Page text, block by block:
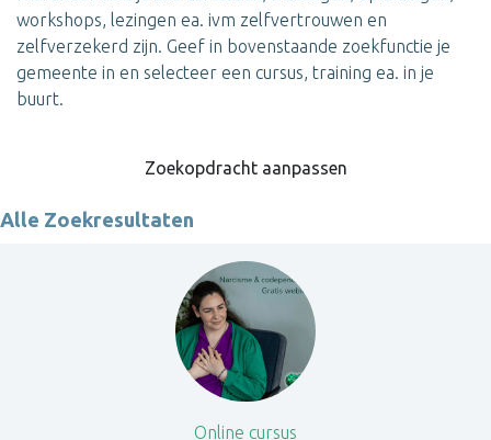
workshops, lezingen ea. ivm zelfvertrouwen en
zelfverzekerd zijn. Geef in bovenstaande zoekfunctie je
gemeente in en selecteer een cursus, training ea. in je
buurt.
Zoekopdracht aanpassen
Alle Zoekresultaten
Online cursus